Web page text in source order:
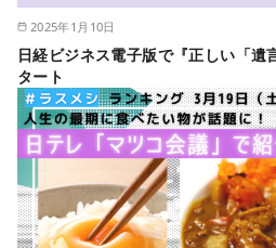
2025年1月10日
日経ビジネス電子版で『正しい「遺
タート